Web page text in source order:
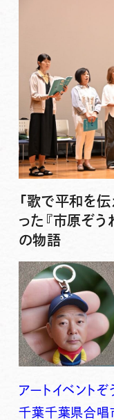
「歌で平和を
った『市原ぞ
の物語
アート イベントぞ
千葉千葉県合唱